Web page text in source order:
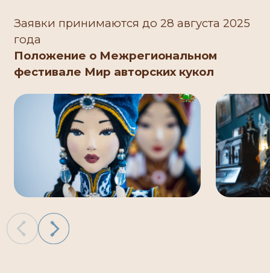
Заявки принимаются до 28 августа 2025
года
Положение о Межрегиональном
фестивале Мир авторских кукол